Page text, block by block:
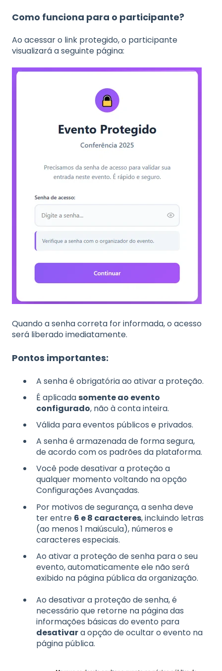
Como funciona para o participante?
Ao acessar o link protegido, o participante
visualizará a seguinte página:
Quando a senha correta for informada, o acesso
será liberado imediatamente.
Pontos importantes:
A senha é obrigatória ao ativar a proteção.
É aplicadasomente ao evento
configurado, não à conta inteira.
Válida para eventos públicos e privados.
A senha é armazenada de forma segura,
de acordo com os padrões da plataforma.
Você pode desativar a proteção a
qualquer momento voltando na opção
Configurações Avançadas.
Por motivos de segurança, a senha deve
ter entre 6 e 8 caracteres, incluindo letras
(ao menos 1 maiúscula), números e
caracteres especiais.
Ao ativar a proteção de senha para o seu
evento, automaticamente ele não será
exibido na página pública da organização.
Ao desativar a proteção de senha, é
necessário que retorne na página das
informações básicas do evento para
desativara opção de ocultar o evento na
página pública.